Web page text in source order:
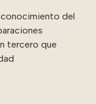
del
tercero que